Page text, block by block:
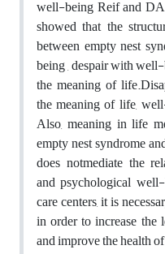
well-being Reif and
showed that the
between empty nest
being , despair with
the meaning of
the meaning of life,
Also, meaning in life
empty nest syndrome
does notmediate the
and psychological
care centers, it is
in order to increase
and improve the health